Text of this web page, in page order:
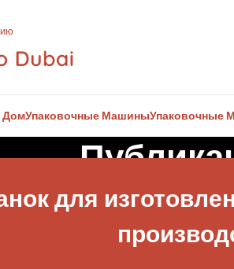
ДомУпаковочные МашиныУпаковочные
для